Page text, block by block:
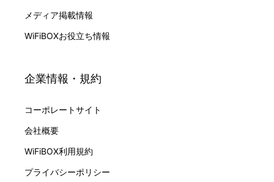
メディア掲載情報
WiFiBOXお役立ち情報
企業情報・規約
コーポレートサイト
会社概要
WiFiBOX利用規約
プライバシーポリシー